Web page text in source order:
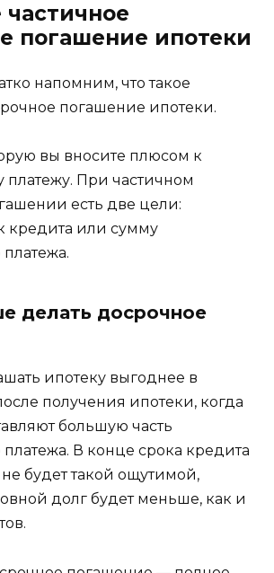
частичное
погашение ипотеки
напомним, что такое
погашение ипотеки.
вы вносите плюсом к
При частичном
есть две цели:
кредита или сумму
делать досрочное
ипотеку выгоднее в
получения ипотеки, когда
большую часть
В конце срока кредита
будет такой ощутимой,
долг будет меньше, как и